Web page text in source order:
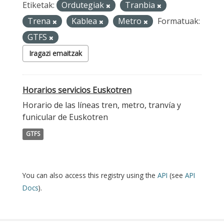
Etiketak: Ordutegiak
Tranbia
Trena
Kablea Metro
Formatuak:
GTFS
Iragazi emaitzak
Horarios servicios Euskotren
Horario de las líneas tren, metro, tranvía y
funicular de Euskotren
GTFS
You can also access this registry using the API (see API
Docs).